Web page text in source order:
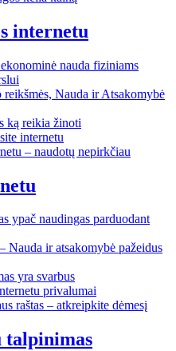
internetu
nauda fiziniams
Nauda ir Atsakomybė
ką reikia žinoti
internetu
– naudotų nepirkčiau
ypač naudingas parduodant
Nauda ir atsakomybė pažeidus
yra svarbus
privalumai
raštas – atkreipkite dėmesį
talpinimas